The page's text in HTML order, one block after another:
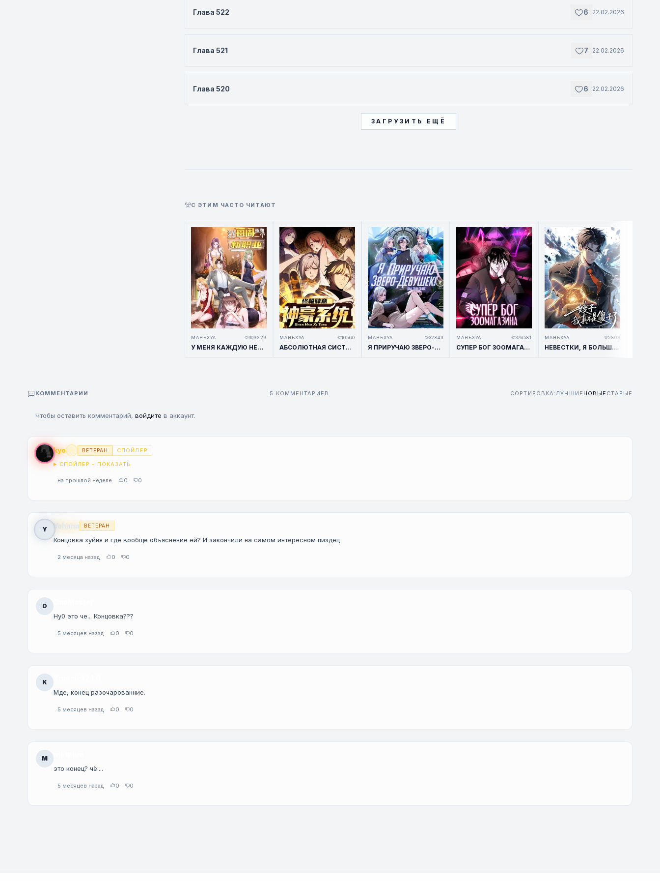
Глава 522 6 22.02.2026
Глава 521 7 22.02.2026
Глава 520 6 22.02.2026
ЗАГРУЗИТЬ ЕЩЁ
С ЭТИМ ЧАСТО ЧИТАЮТ
МАНЬХУА 309229
У МЕНЯ КАЖДУЮ НЕДЕЛЮ НОВАЯ ПРОФЕССИЯ / I HAVE A NEW PROFESSION EVERY WEEK
МАНЬХУА 10560
АБСОЛЮТНАЯ СИСТЕМА БОГАТСТВА
МАНЬХУА 32843
Я ПРИРУЧАЮ ЗВЕРО-ДЕВУШЕК!
МАНЬХУА 376581
СУПЕР БОГ ЗООМАГАЗИНА / ASTRAL PET STORE
МАНЬХУА 2803
НЕВЕСТКИ, Я БОЛЬШЕ НЕ БЕЗУМЕН!
КОММЕНТАРИИ 5 КОММЕНТАРИЕВ СОРТИРОВКА:ЛУЧШИЕ НОВЫЕ СТАРЫЕ
Чтобы оставить комментарий, войдите в аккаунт.
kyo
Premium
ВЕТЕРАН
СПОЙЛЕР
СПОЙЛЕР - ПОКАЗАТЬ
на прошлой неделе 0 0
Y Yohana ВЕТЕРАН
Концовка хуйня и где вообще объяснение ей? И закончили на самом интересном пиздец
2 месяца назад 0 0
D
Ну0 это че... Концовка???
5 месяцев назад 0 0
K
Мде, конец разочарованние.
5 месяцев назад 0 0
M
это конец? чё....
5 месяцев назад 0 0